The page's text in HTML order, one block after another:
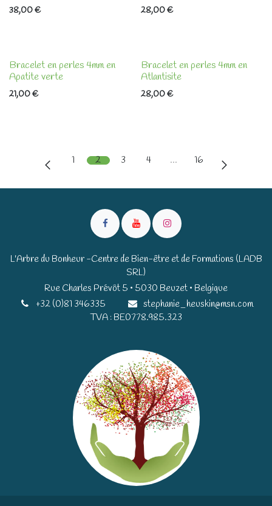
38,00€ 28,00€
Bracelet en perles 4mm en
Apatite verte
21,00€
Bracelet en perles 4mm en
Atlantisite
28,00€
1 2 3 4 … 16
L'Arbre du Bonheur -Centre de Bien-être et de Formations (LADB
SRL)
Rue Charles Prévôt 5 • 5030 Beuzet • Belgique​​
+32 (0)81 346335
stephanie_heuskin@msn.com
TVA : BE0778.985.323